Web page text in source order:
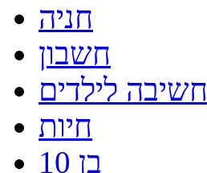
חניה
חשבון
חשיבה לילדים
חיות
בן 10